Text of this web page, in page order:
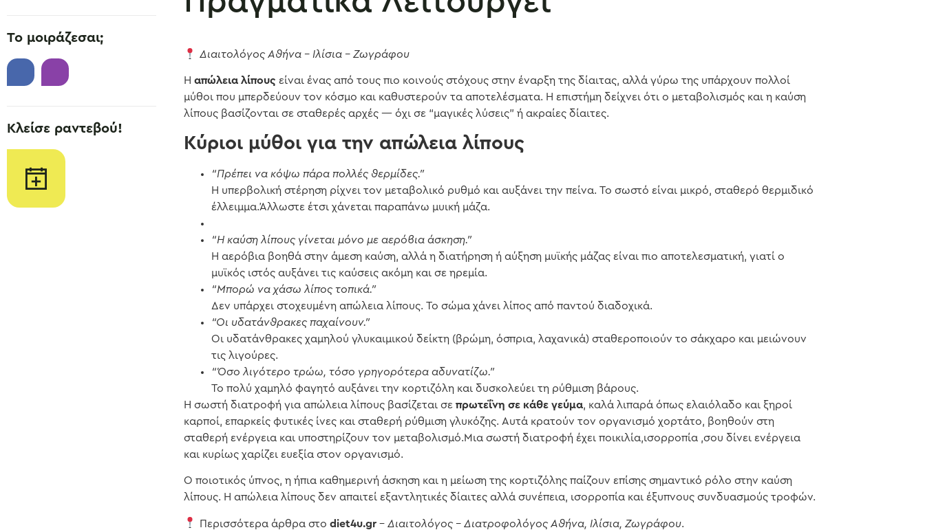
Το μοιράζεσαι;
Κλείσε ραντεβού!
Διαιτολόγος Αθήνα – Ιλίσια – Ζωγράφου
Ηαπώλεια λίπους είναι ένας από τους πιο κοινούς στόχους στην έναρξη της δίαιτας, αλλά γύρω της υπάρχουν πολλοί
μύθοι που μπερδεύουν τον κόσμο και καθυστερούν τα αποτελέσματα. Η επιστήμη δείχνει ότι ο μεταβολισμός και η καύση
λίπους βασίζονται σε σταθερές αρχές — όχι σε “μαγικές λύσεις” ή ακραίες δίαιτες.
Κύριοι μύθοι για την απώλεια λίπους
“Πρέπει να κόψω πάρα πολλές θερμίδες.”
Η υπερβολική στέρηση ρίχνει τον μεταβολικό ρυθμό και αυξάνει την πείνα. Το σωστό είναι μικρό, σταθερό θερμιδικό
έλλειμμα.Άλλωστε έτσι χάνεται παραπάνω μυική μάζα.
“Η καύση λίπους γίνεται μόνο με αερόβια άσκηση.”
Η αερόβια βοηθά στην άμεση καύση, αλλά η διατήρηση ή αύξηση μυϊκής μάζας είναι πιο αποτελεσματική, γιατί ο
μυϊκός ιστός αυξάνει τις καύσεις ακόμη και σε ηρεμία.
“Μπορώ να χάσω λίπος τοπικά.”
Δεν υπάρχει στοχευμένη απώλεια λίπους. Το σώμα χάνει λίπος από παντού διαδοχικά.
“Οι υδατάνθρακες παχαίνουν.”
Οι υδατάνθρακες χαμηλού γλυκαιμικού δείκτη (βρώμη, όσπρια, λαχανικά) σταθεροποιούν το σάκχαρο και μειώνουν
τις λιγούρες.
“Όσο λιγότερο τρώω, τόσο γρηγορότερα αδυνατίζω.”
Το πολύ χαμηλό φαγητό αυξάνει την κορτιζόλη και δυσκολεύει τη ρύθμιση βάρους.
Η σωστή διατροφή για απώλεια λίπους βασίζεται σεπρωτεΐνη σε κάθε γεύμα, καλά λιπαρά όπως ελαιόλαδο και ξηροί
καρποί, επαρκείς φυτικές ίνες και σταθερή ρύθμιση γλυκόζης. Αυτά κρατούν τον οργανισμό χορτάτο, βοηθούν στη
σταθερή ενέργεια και υποστηρίζουν τον μεταβολισμό.Μια σωστή διατροφή έχει ποικιλία,ισορροπία ,σου δίνει ενέργεια
και κυρίως χαρίζει ευεξία στον οργανισμό.
Ο ποιοτικός ύπνος, η ήπια καθημερινή άσκηση και η μείωση της κορτιζόλης παίζουν επίσης σημαντικό ρόλο στην καύση
λίπους. Η απώλεια λίπους δεν απαιτεί εξαντλητικές δίαιτες αλλά συνέπεια, ισορροπία και έξυπνους συνδυασμούς τροφών.
Περισσότερα άρθρα στο diet4u.gr– Διαιτολόγος – Διατροφολόγος Αθήνα, Ιλίσια, Ζωγράφου.